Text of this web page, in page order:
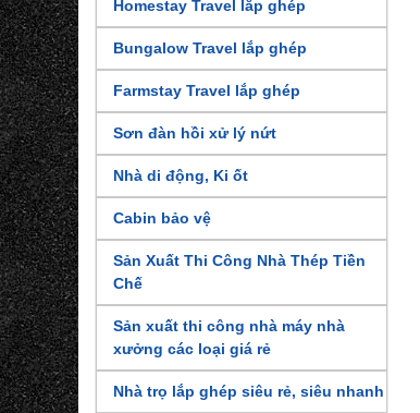
Homestay Travel lắp ghép
Bungalow Travel lắp ghép
Farmstay Travel lắp ghép
Sơn đàn hồi xử lý nứt
Nhà di động, Ki ốt
Cabin bảo vệ
Sản Xuất Thi Công Nhà Thép Tiền
Chế
Sản xuất thi công nhà máy nhà
xưởng các loại giá rẻ
Nhà trọ lắp ghép siêu rẻ, siêu nhanh